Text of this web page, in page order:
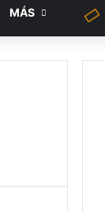
MÁS